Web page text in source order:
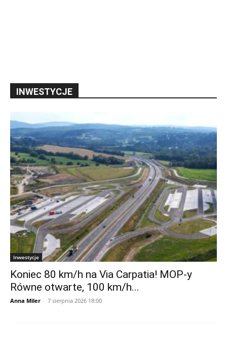
INWESTYCJE
Inwestycje
Koniec 80 km/h na Via Carpatia! MOP-y
Równe otwarte, 100 km/h...
Anna Miler - 7 sierpnia 2026 18:00